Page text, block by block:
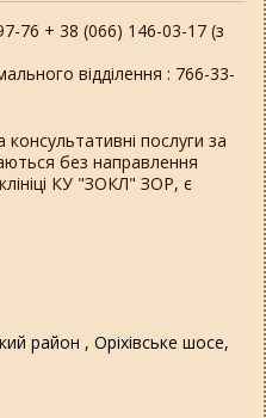
район , Оріхівське шосе,
76 + 38 (066) 146-03-17 (з
відділення : 766-33-
консультативні послуги за
без направлення
КУ "ЗОКЛ" ЗОР, є